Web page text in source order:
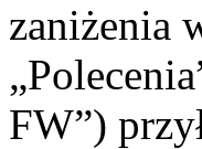
zaniżenia
FW”)